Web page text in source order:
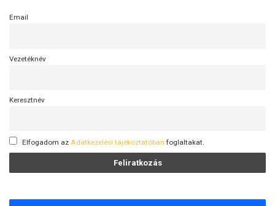
Email
Vezetéknév
Keresztnév
Elfogadom az Adatkezelési tájékoztatóban foglaltakat.